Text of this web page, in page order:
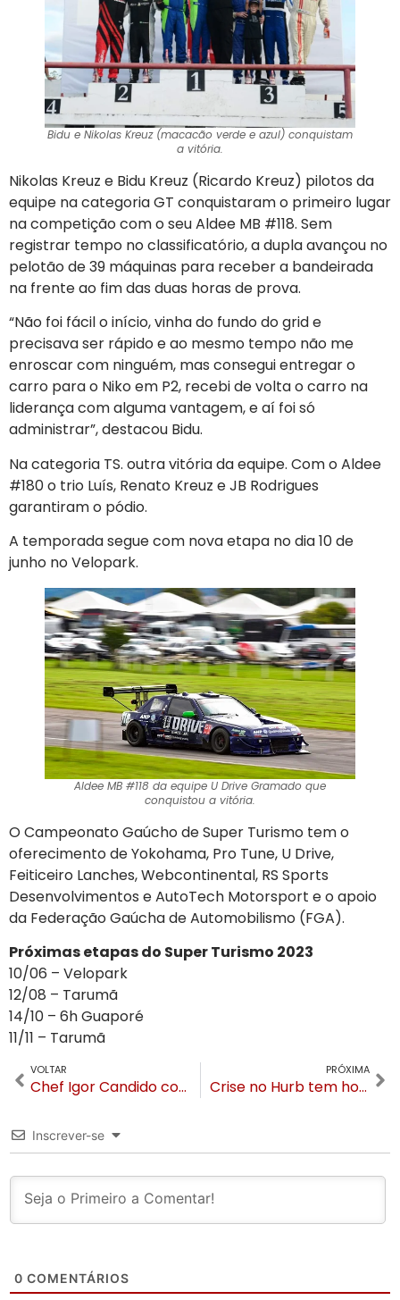
Bidu e Nikolas Kreuz (macacão verde e azul) conquistam
a vitória.
Nikolas Kreuz e Bidu Kreuz (Ricardo Kreuz) pilotos da
equipe na categoria GT conquistaram o primeiro lugar
na competição com o seu Aldee MB #118. Sem
registrar tempo no classificatório, a dupla avançou no
pelotão de 39 máquinas para receber a bandeirada
na frente ao fim das duas horas de prova.
“Não foi fácil o início, vinha do fundo do grid e
precisava ser rápido e ao mesmo tempo não me
enroscar com ninguém, mas consegui entregar o
carro para o Niko em P2, recebi de volta o carro na
liderança com alguma vantagem, e aí foi só
administrar”, destacou Bidu.
Na categoria TS. outra vitória da equipe. Com o Aldee
#180 o trio Luís, Renato Kreuz e JB Rodrigues
garantiram o pódio.
A temporada segue com nova etapa no dia 10 de
junho no Velopark.
Aldee MB #118 da equipe U Drive Gramado que
conquistou a vitória.
O Campeonato Gaúcho de Super Turismo tem o
oferecimento de Yokohama, Pro Tune, U Drive,
Feiticeiro Lanches, Webcontinental, RS Sports
Desenvolvimentos e AutoTech Motorsport e o apoio
da Federação Gaúcha de Automobilismo (FGA).
Próximas etapas do Super Turismo 2023
10/06 – Velopark
12/08 – Tarumã
14/10 – 6h Guaporé
11/11 – Tarumã
VOLTAR
Chef Igor Candido conquista dois pódios no Nacional e vai disputar o Mundial nos EUA
PRÓXIMA
Crise no Hurb tem hotéis de Gramado sem receber, clientes irritados e ironias de CEO
Inscrever-se
0 COMENTÁRIOS